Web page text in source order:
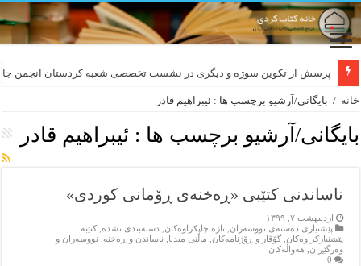
پرسش از تکوین سوژه و دیگری در نشست تخصصی شعبه کردستان انجمن
خانه / بایگانی/آرشیو برچسب ها : ئيبراهيم قادر
بایگانی/آرشیو برچسب ها : ئيبراهيم قادر
ناساندنى كتێبى «ڕه‌خنه‌ى ڕۆمانى كوردى»
اردیبهشت ۷, ۱۳۹۹
پێشنیاری ده‌سته‌ی نووسه‌ران ,تازه‌ چاپکراوه‌کان دسته‌بندی نشده ,کتێبه‌
پێشنیارکراوه‌کان ,گۆڤار و ڕۆژنامه‌کان ماڵتی میدیا ناساندن و ڕه‌خنه‌
نووسه‌ران و
وه‌رگێڕان
هه‌واڵه‌کان
0